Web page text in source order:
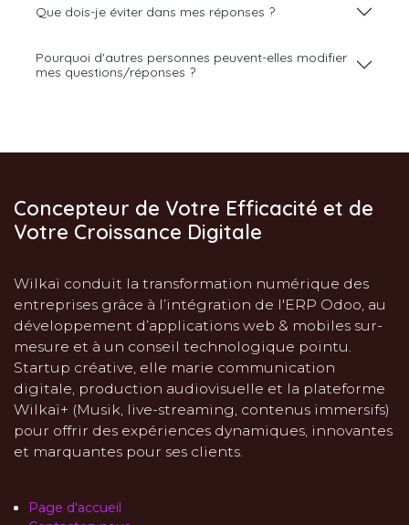
Que dois-je éviter dans mes réponses ?
Pourquoi d'autres personnes peuvent-elles modifier
mes questions/réponses ?
Concepteur de Votre Efficacité et de
Votre Croissance Digitale
Wilkaï conduit la transformation numérique des
entreprises grâce à l’intégration de l'ERP Odoo, au
développement d’applications web & mobiles sur-
mesure et à un conseil technologique pointu.
Startup créative, elle marie communication
digitale, production audiovisuelle et la plateforme
Wilkaï+ (Musik, live-streaming, contenus immersifs)
pour offrir des expériences dynamiques, innovantes
et marquantes pour ses clients.
Page d'accueil